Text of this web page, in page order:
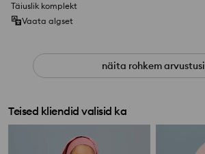
Täiuslik komplekt
Vaata algset
näita rohkem arvustusi
Teised kliendid valisid ka